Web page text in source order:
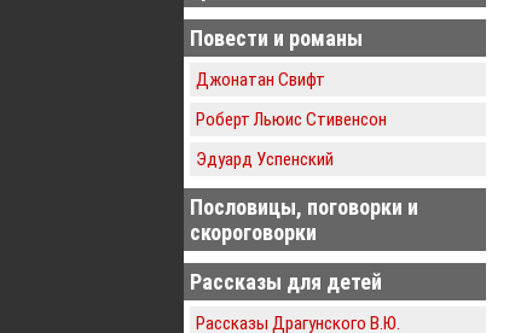
Повести и романы
Джонатан Свифт
Роберт Льюис Стивенсон
Эдуард Успенский
Пословицы, поговорки и
скороговорки
Рассказы для детей
Рассказы Драгунского В.Ю.